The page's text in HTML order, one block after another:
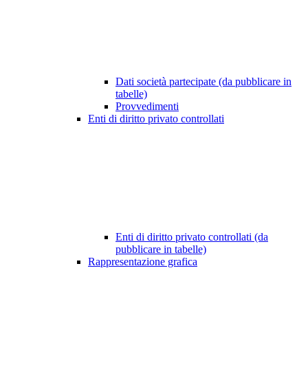
Dati società partecipate (da pubblicare in
tabelle)
Provvedimenti
Enti di diritto privato controllati
Enti di diritto privato controllati (da
pubblicare in tabelle)
Rappresentazione grafica